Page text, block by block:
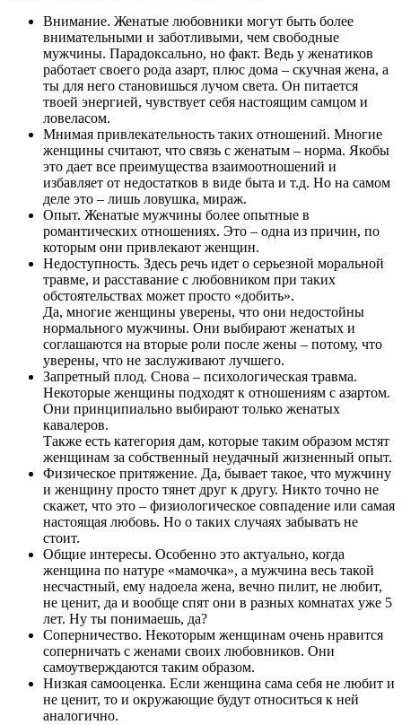
Внимание. Женатые любовники могут быть более
внимательными и заботливыми, чем свободные
мужчины. Парадоксально, но факт. Ведь у женатиков
работает своего рода азарт, плюс дома – скучная жена, а
ты для него становишься лучом света. Он питается
твоей энергией, чувствует себя настоящим самцом и
ловеласом.
Мнимая привлекательность таких отношений. Многие
женщины считают, что связь с женатым – норма. Якобы
это дает все преимущества взаимоотношений и
избавляет от недостатков в виде быта и т.д. Но на самом
деле это – лишь ловушка, мираж.
Опыт. Женатые мужчины более опытные в
романтических отношениях. Это – одна из причин, по
которым они привлекают женщин.
Недоступность. Здесь речь идет о серьезной моральной
травме, и расставание с любовником при таких
обстоятельствах может просто «добить».
Да, многие женщины уверены, что они недостойны
нормального мужчины. Они выбирают женатых и
соглашаются на вторые роли после жены – потому, что
уверены, что не заслуживают лучшего.
Запретный плод. Снова – психологическая травма.
Некоторые женщины подходят к отношениям с азартом.
Они принципиально выбирают только женатых
кавалеров.
Также есть категория дам, которые таким образом мстят
женщинам за собственный неудачный жизненный опыт.
Физическое притяжение. Да, бывает такое, что мужчину
и женщину просто тянет друг к другу. Никто точно не
скажет, что это – физиологическое совпадение или самая
настоящая любовь. Но о таких случаях забывать не
стоит.
Общие интересы. Особенно это актуально, когда
женщина по натуре «мамочка», а мужчина весь такой
несчастный, ему надоела жена, вечно пилит, не любит,
не ценит, да и вообще спят они в разных комнатах уже 5
лет. Ну ты понимаешь, да?
Соперничество. Некоторым женщинам очень нравится
соперничать с женами своих любовников. Они
самоутверждаются таким образом.
Низкая самооценка. Если женщина сама себя не любит и
не ценит, то и окружающие будут относиться к ней
аналогично.